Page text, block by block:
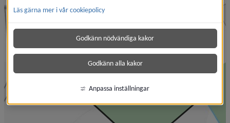
Läs gärna mer i vår cookiepolicy
Godkänn nödvändiga kakor
Godkänn alla kakor
Anpassa inställningar